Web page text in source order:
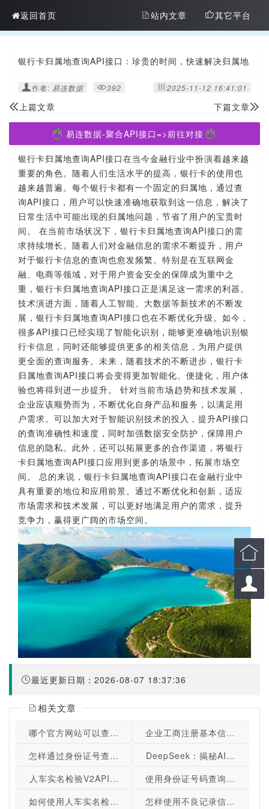
返回首页 站内文章 其它平台
银行卡归属地查询API接口：珍贵的时间，快速解决归属地
问题作者: 易连数据 392 2025-11-12 16:41:01
上篇文章 下篇文章
易连数据-聚合API接口=>前往对接
银行卡归属地查询API接口在当今金融行业中扮演着越来越
重要的角色。随着人们生活水平的提高，银行卡的使用也
越来越普遍。每个银行卡都有一个固定的归属地，通过查
询API接口，用户可以快速准确地获取到这一信息，解决了
日常生活中可能出现的归属地问题，节省了用户的宝贵时
间。 在当前市场状况下，银行卡归属地查询API接口的需
求持续增长。随着人们对金融信息的需求不断提升，用户
对于银行卡信息的查询也愈发频繁。特别是在互联网金
融、电商等领域，对于用户资金安全的保障成为重中之
重，银行卡归属地查询API接口正是满足这一需求的利器。
技术演进方面，随着人工智能、大数据等新技术的不断发
展，银行卡归属地查询API接口也在不断优化升级。如今，
很多API接口已经实现了智能化识别，能够更准确地识别银
行卡信息，同时还能够提供更多的相关信息，为用户提供
更全面的查询服务。未来，随着技术的不断进步，银行卡
归属地查询API接口将会变得更加智能化、便捷化，用户体
验也将得到进一步提升。 针对当前市场趋势和技术发展，
企业应该顺势而为，不断优化自身产品和服务，以满足用
户需求。可以加大对于智能识别技术的投入，提升API接口
的查询准确性和速度，同时加强数据安全防护，保障用户
信息的隐私。此外，还可以拓展更多的合作渠道，将银行
卡归属地查询API接口应用到更多的场景中，拓展市场空
间。 总的来说，银行卡归属地查询API接口在金融行业中
具有重要的地位和应用前景。通过不断优化和创新，适应
市场需求和技术发展，可以更好地满足用户的需求，提升
竞争力，赢得更广阔的市场空间。
最近更新日期：2026-08-07 18:37:36
相关文章
哪个官方网站可以查询失信人老赖名单和失信被执行人信息
企业工商注册基本信息关键词
怎样通过身份证号查询自己名下的ETC车辆总数？
DeepSeek：揭秘AI在线对话
人车实名检验V2API接口详细介绍-使用指南、功能特点、
使用身份证号码查询归属地的
如何使用人车实名检验API接口进行实名验证
怎样使用不良记录信息检验

